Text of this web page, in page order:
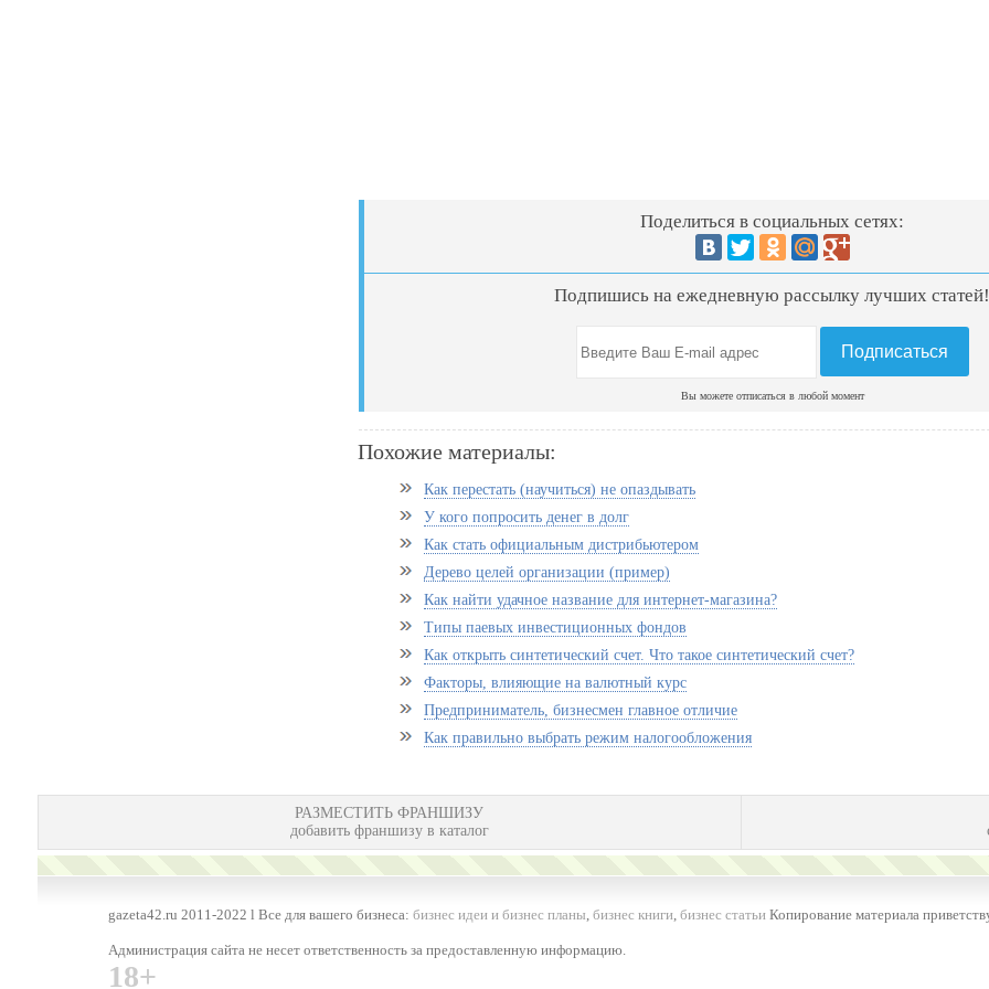
Поделиться в социальных сетях:
Подпишись на ежедневную рассылку лучших
Вы можете отписаться в любой момент
Похожие материалы:
Как перестать (научиться) не опаздывать
У кого попросить денег в долг
Как стать официальным дистрибьютером
Дерево целей организации (пример)
Как найти удачное название для интернет-магазина?
Типы паевых инвестиционных фондов
Как открыть синтетический счет. Что такое синтетический счет?
Факторы, влияющие на валютный курс
Предприниматель, бизнесмен главное отличие
Как правильно выбрать режим налогообложения
РАЗМЕСТИТЬ ФРАНШИЗУ
добавить франшизу в каталог
gazeta42.ru 2011-2022 l Все для вашего бизнеса: бизнес идеи и бизнес планы, бизнес книги, бизнес статьиКопирование материала
Администрация сайта не несет ответственность за предоставленную информацию.
18+